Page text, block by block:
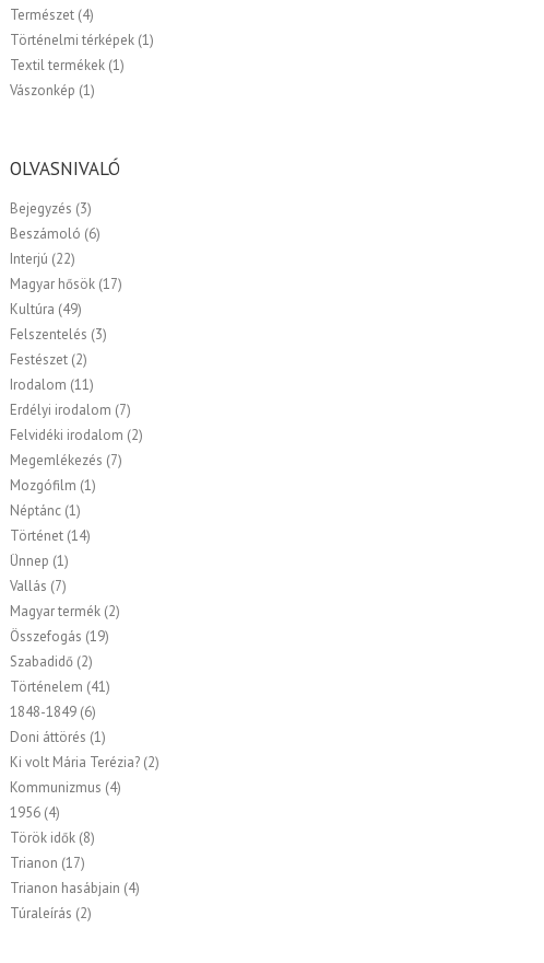
Természet (4)
Történelmi térképek (1)
Textil termékek (1)
Vászonkép (1)
OLVASNIVALÓ
Bejegyzés (3)
Beszámoló (6)
Interjú (22)
Magyar hősök (17)
Kultúra (49)
Felszentelés (3)
Festészet (2)
Irodalom (11)
Erdélyi irodalom (7)
Felvidéki irodalom (2)
Megemlékezés (7)
Mozgófilm (1)
Néptánc (1)
Történet (14)
Ünnep (1)
Vallás (7)
Magyar termék (2)
Összefogás (19)
Szabadidő (2)
Történelem (41)
1848-1849 (6)
Doni áttörés (1)
Ki volt Mária Terézia? (2)
Kommunizmus (4)
1956 (4)
Török idők (8)
Trianon (17)
Trianon hasábjain (4)
Túraleírás (2)